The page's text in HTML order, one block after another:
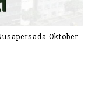
Oktober